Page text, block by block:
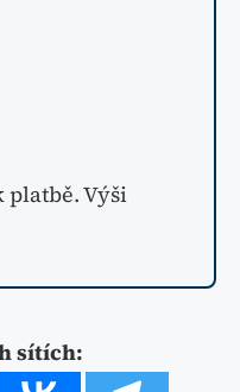
platbě. Výši
sítích: